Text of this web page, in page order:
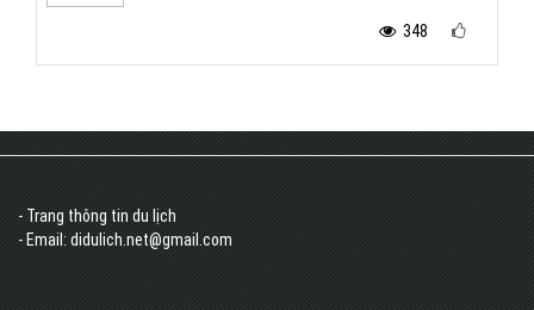
348
- Trang thông tin du lịch
- Email: didulich.net@gmail.com